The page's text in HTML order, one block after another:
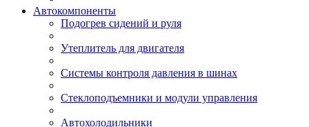
Автокомпоненты
Подогрев сидений и руля
Утеплитель для двигателя
Системы контроля давления в шинах
Стеклоподъемники и модули управления
Автохолодильники